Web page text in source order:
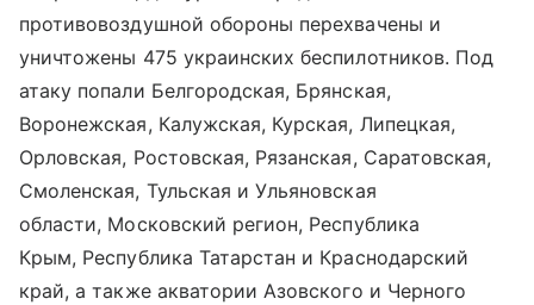
противовоздушной обороны перехвачены и
уничтожены 475 украинских беспилотников. Под
атаку попали Белгородская, Брянская,
Воронежская, Калужская, Курская, Липецкая,
Орловская, Ростовская, Рязанская, Саратовская,
Смоленская, Тульская и Ульяновская
области, Московский регион, Республика
Крым, Республика Татарстан и Краснодарский
край, а такжеакватории Азовского и Черного